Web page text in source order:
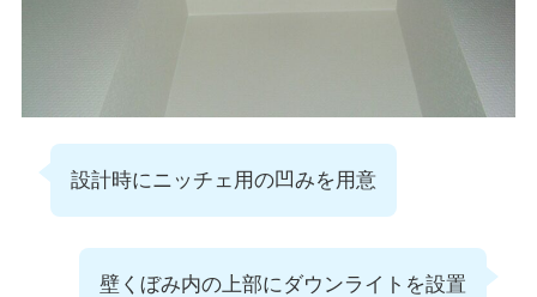
設計時にニッチェ用の凹みを用意
壁くぼみ内の上部にダウンライトを設置